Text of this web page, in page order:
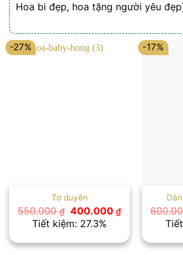
Hoa bi đẹp, hoa tặng người yêu
-27%
Tơ duyên
550.000₫ Giá
gốc
là:
400.000₫Giá
là:
400.000 ₫.
Tiết kiệm: 27.3%
-17%